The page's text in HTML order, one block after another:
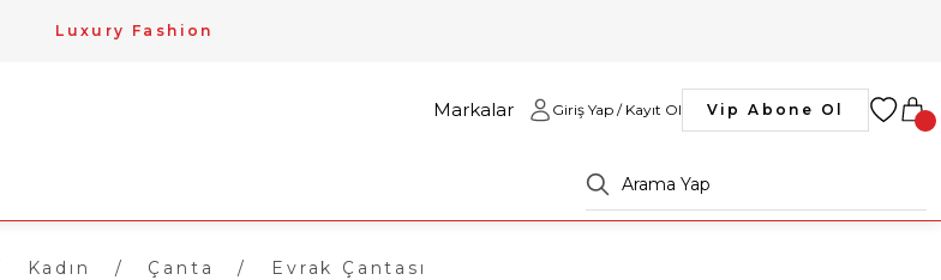
Luxury Fashion
Markalar Giriş Yap / Kayıt Ol Vip Abone Ol
Kadın Çanta Evrak Çantası